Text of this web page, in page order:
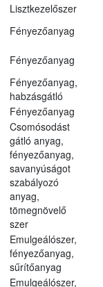
Lisztkezelőszer
Fényezőanyag
Fényezőanyag
Fényezőanyag,
habzásgátló
Fényezőanyag
Csomósodást
gátló anyag,
fényezőanyag,
savanyúságot
szabályozó
anyag,
tömegnövelő
szer
Emulgeálószer,
fényezőanyag,
sűrítőanyag
Emulgeálószer,